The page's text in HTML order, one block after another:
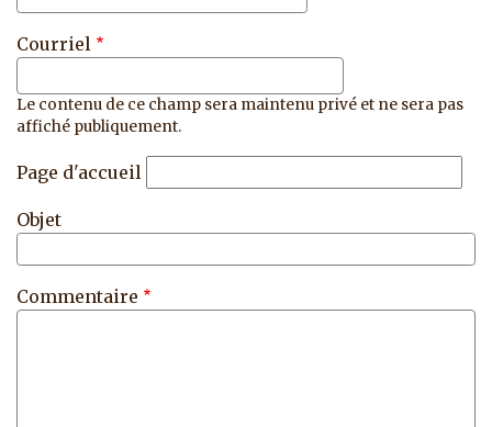
Courriel
Le contenu de ce champ sera maintenu privé et ne sera pas
affiché publiquement.
Page d'accueil
Objet
Commentaire